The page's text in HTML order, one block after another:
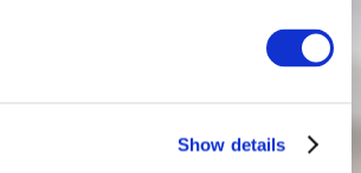
Show details